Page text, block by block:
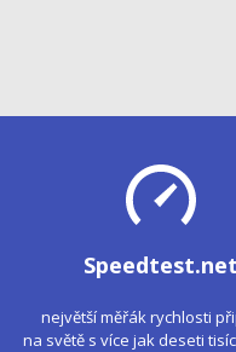
Speedtest.net
největší měřák rychlosti
na světě s více jak deseti